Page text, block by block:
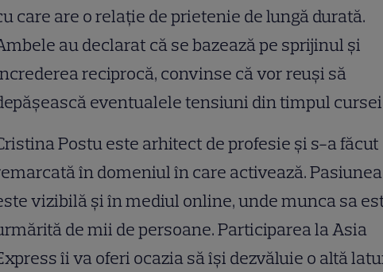
care are o relație de prietenie de lungă durată.
au declarat că se bazează pe sprijinul și
reciprocă, convinse că vor reuși să
eventualele tensiuni din timpul
Postu este arhitect de profesie și s-a făcut
în domeniul în care activează.
vizibilă și în mediul online, unde munca sa
de mii de persoane. Participarea la Asia
îi va oferi ocazia să își dezvăluie o altă